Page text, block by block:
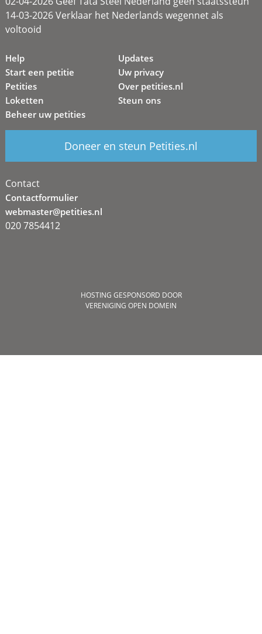
14-03-2026 Verklaar het Nederlands wegennet als
voltooid
Help
Start een petitie
Petities
Loketten
Beheer uw petities
Updates
Uw privacy
Over petities.nl
Steun ons
Doneer en steun Petities.nl
Contact
Contactformulier
webmaster@petities.nl
020 7854412
HOSTING GESPONSORD DOOR
VERENIGING OPEN DOMEIN